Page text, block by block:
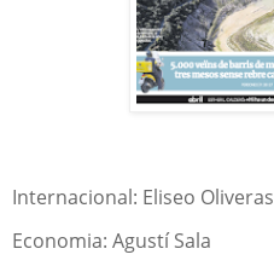
Internacional: Eliseo Oliveras
Economia: Agustí Sala